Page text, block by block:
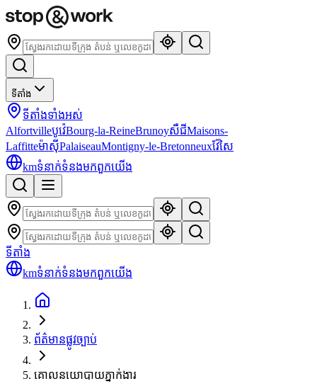
ទីតាំង
ទីតាំងទាំងអស់
Alfortvilleបូវ៉េBourg-la-ReineBrunoyសឺជីMaisons-
Laffitteម៉ាស៊ីPalaiseauMontigny-le-Bretonneuxវ៉ែសៃ
kmទំនាក់ទំនងមកពួកយើង
ទីតាំង
kmទំនាក់ទំនងមកពួកយើង
ព័ត៌មានផ្លូវច្បាប់
គោលនយោបាយភ្នាក់ងារ